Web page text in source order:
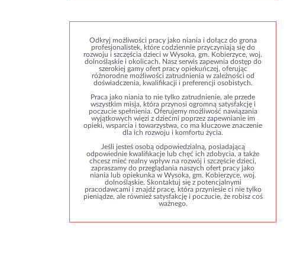
Odkryj możliwości pracy jako niania i dołącz do grona
profesjonalistek, które codziennie przyczyniają się do
rozwoju i szczęścia dzieci w Wysoka, gm. Kobierzyce, woj.
dolnośląskie i okolicach. Nasz serwis zapewnia dostęp do
szerokiej gamy ofert pracy opiekuńczej, oferując
różnorodne możliwości zatrudnienia w zależności od
doświadczenia, kwalifikacji i preferencji osobistych.
Praca jako niania to nie tylko zatrudnienie, ale przede
wszystkim misja, która przynosi ogromną satysfakcję i
poczucie spełnienia. Oferujemy możliwość nawiązania
wyjątkowych więzi z dziećmi poprzez zapewnianie im
opieki, wsparcia i towarzystwa, co ma kluczowe znaczenie
dla ich rozwoju i komfortu życia.
Jeśli jesteś osobą odpowiedzialną, posiadającą
odpowiednie kwalifikacje lub chęć ich zdobycia, a także
chcesz mieć realny wpływ na rozwój i szczęście dzieci,
zapraszamy do przeglądania naszych ofert pracy jako
niania lub opiekunka w Wysoka, gm. Kobierzyce, woj.
dolnośląskie. Skontaktuj się z potencjalnymi
pracodawcami i znajdź pracę, która przyniesie ci nie tylko
pieniądze, ale również satysfakcję i poczucie, że robisz coś
ważnego.